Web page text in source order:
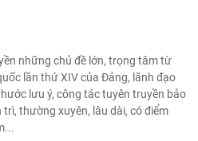
những chủ đề lớn, trọng tâm từ
lần thứ XIV của Đảng, lãnh đạo
lưu ý, công tác tuyên truyền bảo
thường xuyên, lâu dài, có điểm